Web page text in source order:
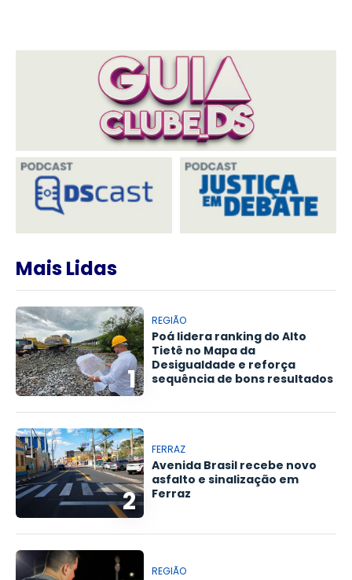
Mais Lidas
1
REGIÃO
Poá lidera ranking do Alto
Tietê no Mapa da
Desigualdade e reforça
sequência de bons resultados
2
FERRAZ
Avenida Brasil recebe novo
asfalto e sinalização em
Ferraz
REGIÃO